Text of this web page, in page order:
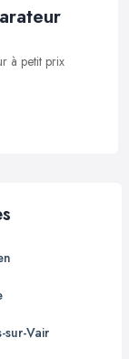
à petit prix
sur-Vair